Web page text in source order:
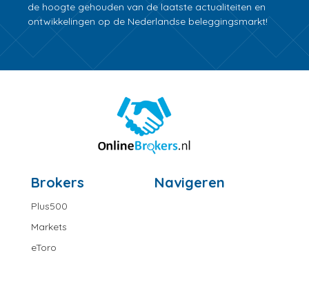
de hoogte gehouden van de laatste actualiteiten en
ontwikkelingen op de Nederlandse beleggingsmarkt!
Brokers
Plus500
Markets
eToro
Navigeren